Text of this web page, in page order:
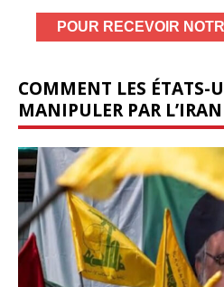
COMMENT LES ÉTATS-
MANIPULER PAR L’IRAN